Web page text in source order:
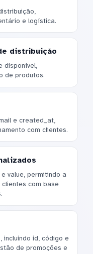
e logística.
distribuição
disponível,
de produtos.
e created_at,
com clientes.
value, permitindo a
com base
incluindo id, código e
de promoções e